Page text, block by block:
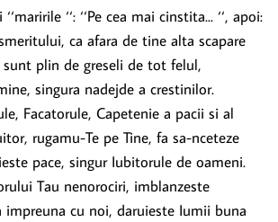
‘‘maririle ‘‘: ‘‘Pe cea mai cinstita... ‘‘, apoi:
ca afara de tine alta scapare
plin de greseli de tot felul,
singura nadejde a crestinilor.
Facatorule, Capetenie a pacii si al
rugamu-Te pe Tine, fa sa-nceteze
pace, singur Iubitorule de oameni.
Tau nenorociri, imblanzeste
cu noi, daruieste Iumii buna